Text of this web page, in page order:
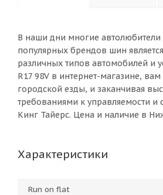
В наши дни многие
популярных брендов шин
различных типов автомобилей и
R17 98V в интернет-магазине,
городской езды, и заканчивая
требованиями к управляемости
Кинг Тайерс. Цена и наличие в
Характеристики
Run on flat